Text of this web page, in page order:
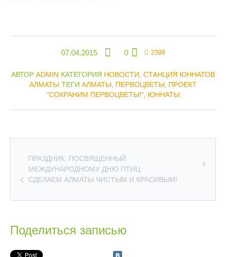
07.04.2015 0 2399
АВТОР ADMIN КАТЕГОРИЯ НОВОСТИ СТАНЦИЯ ЮННАТОВ
АЛМАТЫ ТЕГИ АЛМАТЫ ПЕРВОЦВЕТЫ ПРОЕКТ
"СОХРАНИМ ПЕРВОЦВЕТЫ!" ЮННАТЫ
ПРАЗДНИК, ПОСВЯЩЕННЫЙ
МЕЖДУНАРОДНОМУ ДНЮ ПТИЦ
СДЕЛАЕМ АЛМАТЫ ЧИСТЫМ И КРАСИВЫМ!
Поделиться записью